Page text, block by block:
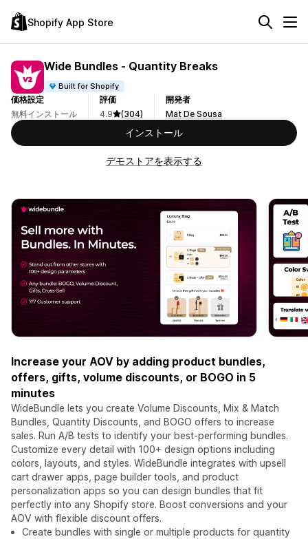
Shopify App Store
Wide Bundles ‑ Quantity Breaks
Built for Shopify
価格設定
無料インストール
評価
4.9
(304)
開発者
Mat De Sousa
インストール
デモストアを表示する
Increase your AOV by adding product bundles,
offers, gifts, volume discounts, or BOGO in 5
minutes
WideBundle lets you create Volume Discounts, Mix & Match
Bundles, Quantity Discounts, and BOGO offers to increase
sales. Run A/B tests to identify your best-performing bundles.
Customize every detail with 100+ design options including
colors, layouts, and styles. WideBundle integrates with upsell
cart drawer apps, page builder tools, and product
personalization apps so you can design bundles that fit
perfectly into any Shopify store. Boost conversions and your
AOV with flexible discount offers.
Create bundles with single or multiple products for quantity